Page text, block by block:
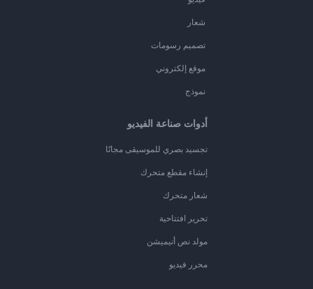
شعار
تصميم رسومات
موقع إلكتروني
نموذج
أدوات صناعة الفيديو
تجسيد بصري للموسيقى مجانًا
إنشاء مقطع متحرك
شعار متحرك
تحرير افتتاحية
مولد نص أنيميشن
محرر فيديو